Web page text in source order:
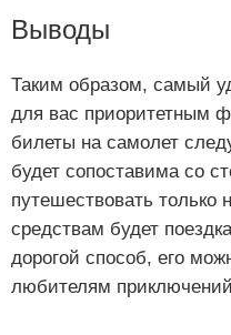
Выводы
Таким образом, самый
для вас приоритетным
билеты на самолет
будет сопоставима со
путешествовать
средствам будет
дорогой способ, его
любителям